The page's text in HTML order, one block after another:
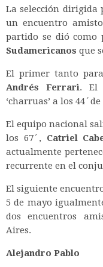
La selección dirigida
un encuentro
partido se dió
Sudamericanos que
El primer tanto
Andrés Ferrari. El
‘charruas’ a los
El equipo nacional
los 67´, Catriel
actualmente
recurrente en el
El siguiente
5 de mayo
dos encuentros
Aires.
Alejandro Pablo